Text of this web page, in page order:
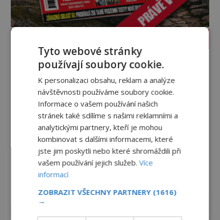
reklama
Tyto webové stránky
používají soubory cookie.
K personalizaci obsahu, reklam a analýze
návštěvnosti používáme soubory cookie.
Informace o vašem používání našich
stránek také sdílíme s našimi reklamními a
analytickými partnery, kteří je mohou
kombinovat s dalšími informacemi, které
jste jim poskytli nebo které shromáždili při
vašem používání jejich služeb.Více
informací
ZOBRAZIT VŠECHNY PARTNERY (1616)
→